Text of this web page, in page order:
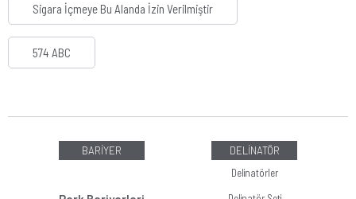
Sigara İçmeye Bu Alanda İzin Verilmiştir
574 ABC
BARİYER
DELİNATÖR
Delinatörler